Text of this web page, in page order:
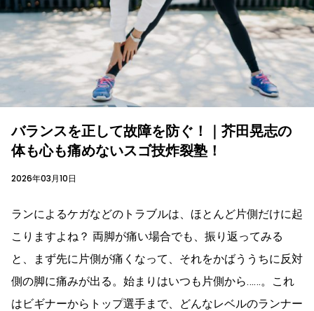
バランスを正して故障を防ぐ！｜芥田晃志の
体も心も痛めないスゴ技炸裂塾！
2026年03月10日
ランによるケガなどのトラブルは、ほとんど片側だけに起
こりますよね？ 両脚が痛い場合でも、振り返ってみる
と、まず先に片側が痛くなって、それをかばううちに反対
側の脚に痛みが出る。始まりはいつも片側から……。これ
はビギナーからトップ選手まで、どんなレベルのランナー